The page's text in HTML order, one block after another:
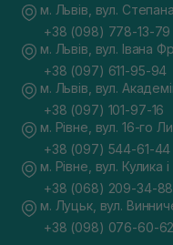
м. Львів, вул.
+38 (098) 778-13-79
м. Львів, вул. Івана
+38 (097) 611-95-94
м. Львів, вул.
+38 (097) 101-97-16
м. Рівне, вул. 16-го
+38 (097) 544-61-44
м. Рівне, вул. Кулика
+38 (068) 209-34-88
м. Луцьк, вул.
+38 (098) 076-60-62